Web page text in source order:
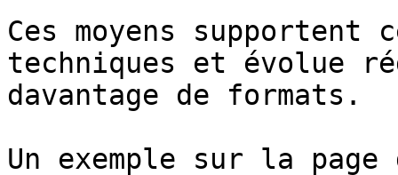
Ces moyens
techniques et évolue
davantage de formats.
Un exemple sur la